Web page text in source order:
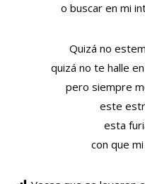
o buscar en mi
Quizá no
quizá no te halle
pero siempre
este
esta
con que